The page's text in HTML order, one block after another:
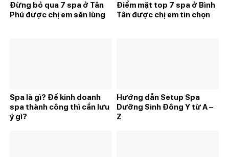
Đừng bỏ qua 7 spa ở Tân
Phú được chị em săn lùng
Điểm mặt top 7 spa ở Bình
Tân được chị em tin chọn
Spa là gì? Để kinh doanh
spa thành công thì cần lưu
ý gì?
Hướng dẫn Setup Spa
Dưỡng Sinh Đông Y từ A –
Z